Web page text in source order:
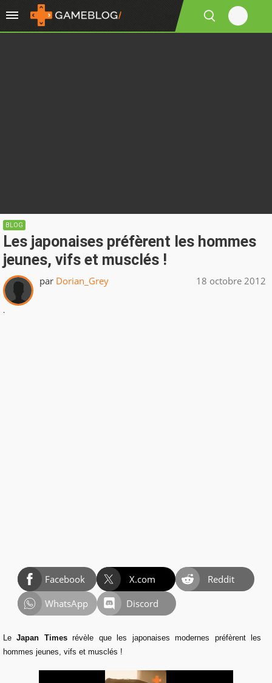
BLOG
Les japonaises préfèrent les hommes
jeunes, vifs et musclés !
par Dorian_Grey 18 octobre 2012
.
Facebook X.com
Reddit
WhatsApp
Discord
LeJapan Timesrévèle que les japonaises modernes préfèrent les
hommes jeunes, vifs et musclés !